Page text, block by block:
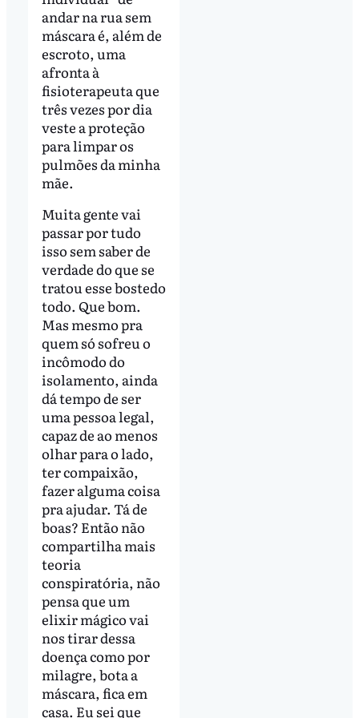
andar na rua sem
máscara é, além de
escroto, uma
afronta à
fisioterapeuta que
três vezes por dia
veste a proteção
para limpar os
pulmões da minha
mãe.
Muita gente vai
passar por tudo
isso sem saber de
verdade do que se
tratou esse bostedo
todo. Que bom.
Mas mesmo pra
quem só sofreu o
incômodo do
isolamento, ainda
dá tempo de ser
uma pessoa legal,
capaz de ao menos
olhar para o lado,
ter compaixão,
fazer alguma coisa
pra ajudar. Tá de
boas? Então não
compartilha mais
teoria
conspiratória, não
pensa que um
elixir mágico vai
nos tirar dessa
doença como por
milagre, bota a
máscara, fica em
casa. Eu sei que